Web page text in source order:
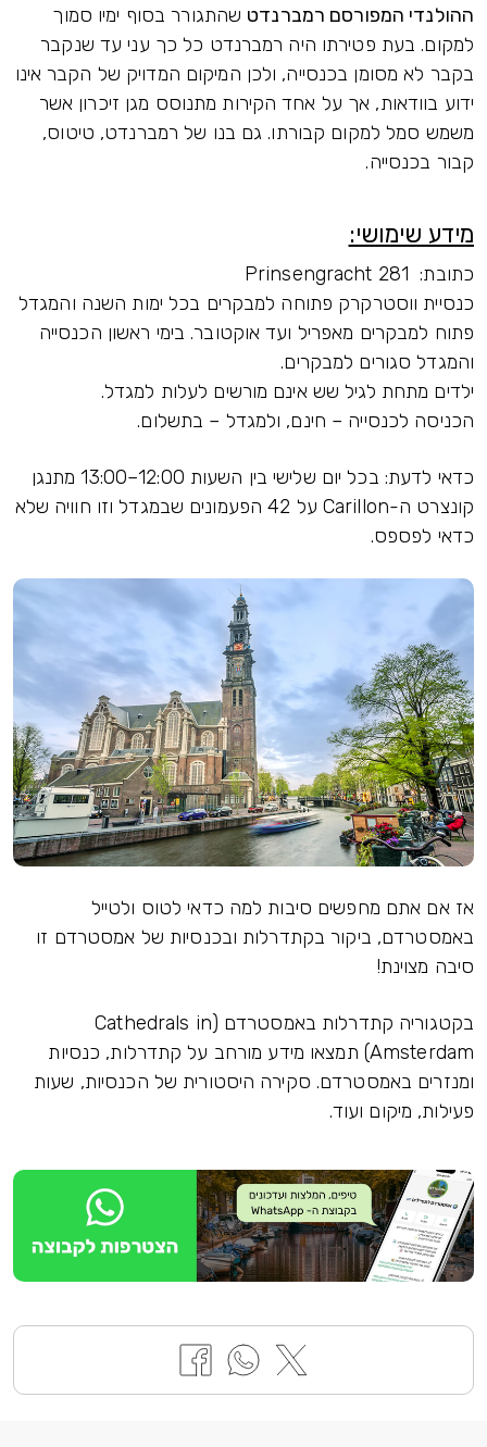
ההולנדי המפורסם רמברנדט שהתגורר בסוף ימיו סמוך
למקום. בעת פטירתו היה רמברנדט כל כך עני עד שנקבר
בקבר לא מסומן בכנסייה, ולכן המיקום המדויק של הקבר אינו
ידוע בוודאות, אך על אחד הקירות מתנוסס מגן זיכרון אשר
משמש סמל למקום קבורתו. גם בנו של רמברנדט, טיטוס,
קבור בכנסייה.
מידע שימושי:
כתובת: Prinsengracht 281
כנסיית ווסטרקרק פתוחה למבקרים בכל ימות השנה והמגדל
פתוח למבקרים מאפריל ועד אוקטובר. בימי ראשון הכנסייה
והמגדל סגורים למבקרים.
ילדים מתחת לגיל שש אינם מורשים לעלות למגדל.
הכניסה לכנסייה – חינם, ולמגדל – בתשלום.
כדאי לדעת: בכל יום שלישי בין השעות 12:00–13:00 מתנגן
קונצרט ה-Carillon על 42 הפעמונים שבמגדל וזו חוויה שלא
כדאי לפספס.
אז אם אתם מחפשים סיבות למה כדאי לטוס ולטייל
באמסטרדם, ביקור בקתדרלות ובכנסיות של אמסטרדם זו
סיבה מצוינת!
בקטגוריה קתדרלות באמסטרדם (Cathedrals in
Amsterdam) תמצאו מידע מורחב על קתדרלות, כנסיות
ומנזרים באמסטרדם. סקירה היסטורית של הכנסיות, שעות
פעילות, מיקום ועוד.